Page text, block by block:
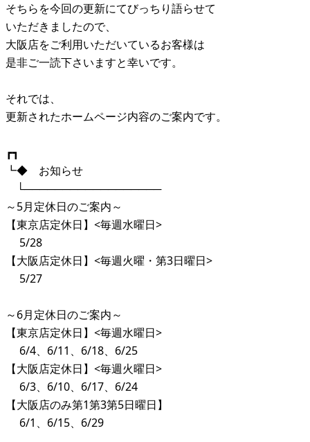
そちらを今回の更新にてびっちり語らせて
いただきましたので、
大阪店をご利用いただいているお客様は
是非ご一読下さいますと幸いです。
それでは、
更新されたホームページ内容のご案内です。
┏┓
┗◆ お知らせ
└──────────────────
～5月定休日のご案内～
【東京店定休日】<毎週水曜日>
5/28
【大阪店定休日】<毎週火曜・第3日曜日>
5/27
～6月定休日のご案内～
【東京店定休日】<毎週水曜日>
6/4、6/11、6/18、6/25
【大阪店定休日】<毎週火曜日>
6/3、6/10、6/17、6/24
【大阪店のみ第1第3第5日曜日】
6/1、6/15、6/29